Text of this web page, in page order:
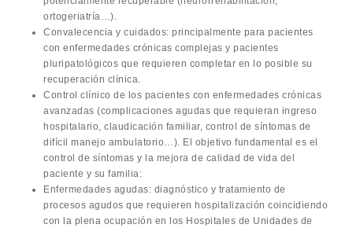
ortogeriatría…).
Convalecencia y cuidados: principalmente para pacientes
con enfermedades crónicas complejas y pacientes
pluripatológicos que requieren completar en lo posible su
recuperación clínica.
Control clínico de los pacientes con enfermedades crónicas
avanzadas (complicaciones agudas que requieran ingreso
hospitalario, claudicación familiar, control de síntomas de
difícil manejo ambulatorio…). El objetivo fundamental es el
control de síntomas y la mejora de calidad de vida del
paciente y su familia:
Enfermedades agudas: diagnóstico y tratamiento de
procesos agudos que requieren hospitalización coincidiendo
con la plena ocupación en los Hospitales de Unidades de